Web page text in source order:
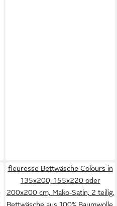
fleuresse Bettwäsche Colours in
135x200, 155x220 oder
200x200 cm, Mako-Satin, 2 teilig,